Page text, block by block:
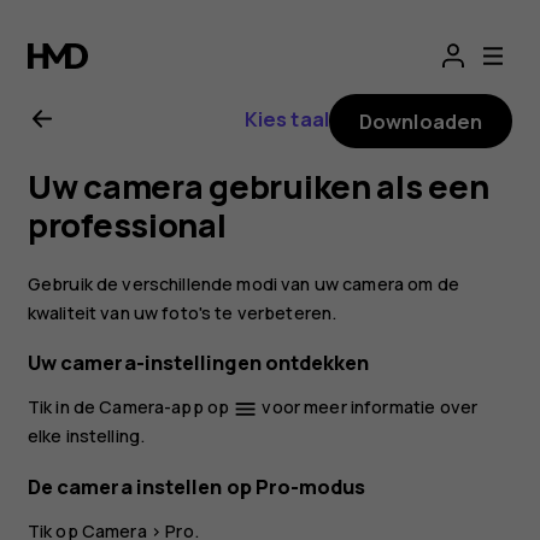
voor
Nokia
8.1
Kies taal Downloaden
Uw camera gebruiken als een
professional
Gebruik de verschillende modi van uw camera om de
kwaliteit van uw foto's te verbeteren.
Uw camera-instellingen ontdekken
Tik in de Camera-app op menu voor meer informatie over
elke instelling.
De camera instellen op Pro-modus
Tik op Camera >Pro.